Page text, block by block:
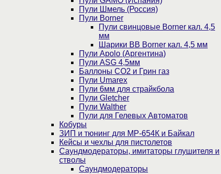
Пули Шмель (Россия)
Пули Borner
Пули свинцовые Borner кал. 4,5
мм
Шарики BB Borner кал. 4,5 мм
Пули Apolo (Аргентина)
Пули ASG 4,5мм
Баллоны CO2 и Грин газ
Пули Umarex
Пули 6мм для страйкбола
Пули Gletcher
Пули Walther
Пули для Гелевых Автоматов
Кобуры
ЗИП и тюнинг для МР-654К и Байкал
Кейсы и чехлы для пистолетов
Саундмодераторы, имитаторы глушителя и
стволы
Саундмодераторы